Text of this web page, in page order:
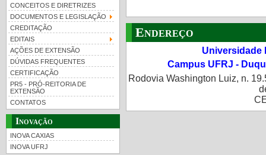
CONCEITOS E DIRETRIZES
DOCUMENTOS E LEGISLAÇÃO
CREDITAÇÃO
EDITAIS
AÇÕES DE EXTENSÃO
DÚVIDAS FREQUENTES
CERTIFICAÇÃO
PR5 - PRÓ-REITORIA DE
EXTENSÃO
CONTATOS
Inovação
INOVA CAXIAS
INOVA UFRJ
Endereço
Universidade
Campus UFRJ -
Rodovia Washington Luiz, n.